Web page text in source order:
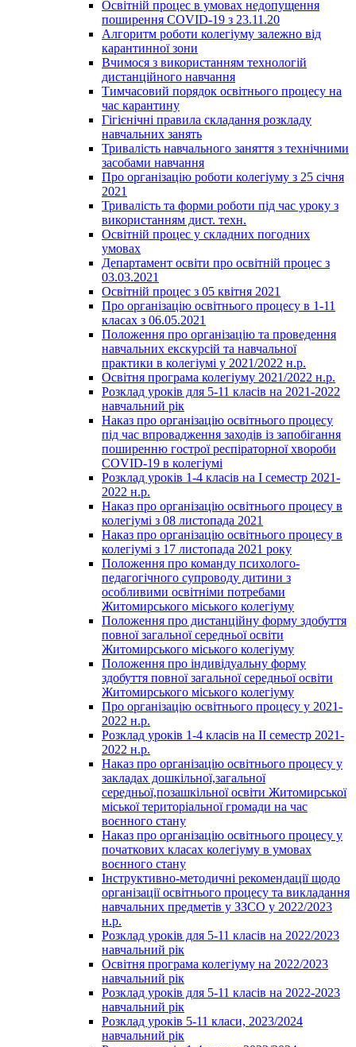
Освітній процес в умовах недопущення
поширення COVID-19 з 23.11.20
Алгоритм роботи колегіуму залежно від
карантинної зони
Вчимося з використанням технологій
дистанційного навчання
Тимчасовий порядок освітнього процесу на
час карантину
Гігієнічні правила складання розкладу
навчальних занять
Тривалість навчального заняття з технічними
засобами навчання
Про організацію роботи колегіуму з 25 січня
2021
Тривалість та форми роботи під час уроку з
використанням дист. техн.
Освітній процес у складних погодних
умовах
Департамент освіти про освітній процес з
03.03.2021
Освітній процес з 05 квітня 2021
Про організацію освітнього процесу в 1-11
класах з 06.05.2021
Положення про організацію та проведення
навчальних екскурсій та навчальної
практики в колегіумі у 2021/2022 н.р.
Освітня програма колегіуму 2021/2022 н.р.
Розклад уроків для 5-11 класів на 2021-2022
навчальний рік
Наказ про організацію освітнього процесу
під час впровадження заходів із запобігання
поширенню гострої респіраторної хвороби
COVID-19 в колегіумі
Розклад уроків 1-4 класів на І семестр 2021-
2022 н.р.
Наказ про організацію освітнього процесу в
колегіумі з 08 листопада 2021
Наказ про організацію освітнього процесу в
колегіумі з 17 листопада 2021 року
Положення про команду психолого-
педагогічного супроводу дитини з
особливими освітніми потребами
Житомирського міського колегіуму
Положення про дистанційну форму здобуття
повної загальної середньої освіти
Житомирського міського колегіуму
Положення про індивідуальну форму
здобуття повної загальної середньої освіти
Житомирського міського колегіуму
Про організацію освітнього процесу у 2021-
2022 н.р.
Розклад уроків 1-4 класів на ІІ семестр 2021-
2022 н.р.
Наказ про організацію освітнього процесу у
закладах дошкільної,загальної
середньої,позашкільної освіти Житомирської
міської територіальної громади на час
воєнного стану
Наказ про організацію освітнього процесу у
початкових класах колегіуму в умовах
воєнного стану
Інструктивно-методичні рекомендації щодо
організації освітнього процесу та викладання
навчальних предметів у ЗЗСО у 2022/2023
н.р.
Розклад уроків для 5-11 класів на 2022/2023
навчальний рік
Освітня програма колегіуму на 2022/2023
навчальний рік
Розклад уроків для 5-11 класів на 2022-2023
навчальний рік
Розклад уроків 5-11 класи, 2023/2024
навчальний рік